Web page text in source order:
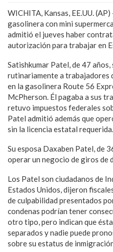
WICHITA, Kansas, EE.UU.
gasolinera con mini
admitió el jueves haber
autorización para trabajar en
Satishkumar Patel, de 47
rutinariamente a trabajadores
en la gasolinera Route 56
McPherson. Él pagaba a sus
retuvo impuestos federales
Patel admitió además que
sin la licencia estatal requerida.
Su esposa Daxaben Patel, de
operar un negocio de giros de
Los Patel son ciudadanos de
Estados Unidos, dijeron
de culpabilidad presentados
condenas podrían tener
otro tipo, pero indican que
separados y nadie puede
sobre su estatus de